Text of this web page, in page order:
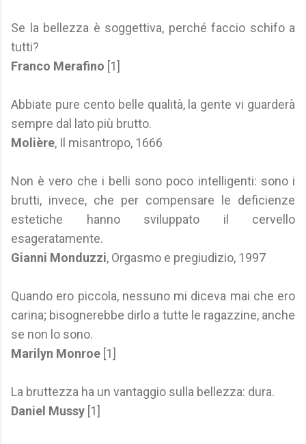
Se la bellezza è soggettiva, perché faccio schifo a
tutti?
Franco Merafino [1]
Abbiate pure cento belle qualità, la gente vi guarderà
sempre dal lato più brutto.
Molière, Il misantropo, 1666
Non è vero che i belli sono poco intelligenti: sono i
brutti, invece, che per compensare le deficienze
estetiche hanno sviluppato il cervello
esageratamente.
Gianni Monduzzi, Orgasmo e pregiudizio, 1997
Quando ero piccola, nessuno mi diceva mai che ero
carina; bisognerebbe dirlo a tutte le ragazzine, anche
se non lo sono.
Marilyn Monroe [1]
La bruttezza ha un vantaggio sulla bellezza: dura.
Daniel Mussy [1]